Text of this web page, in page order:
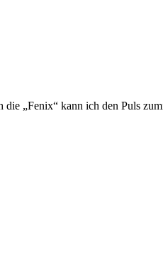
die „Fenix“ kann ich den Puls